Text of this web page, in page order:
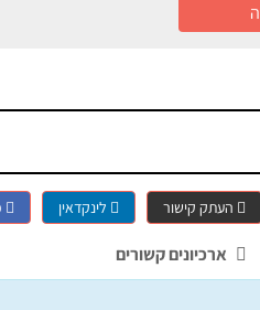
העתק קישור לינקדאין
ארכיונים קשורים